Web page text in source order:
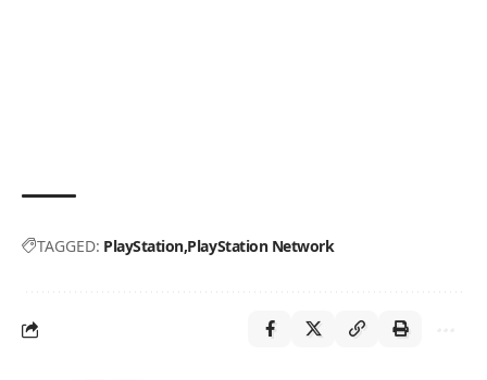
TAGGED: PlayStation PlayStation Network